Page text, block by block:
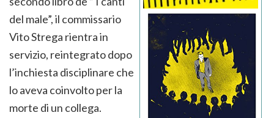
del male”, il commissario
Vito Strega rientra in
servizio, reintegrato dopo
l’inchiesta disciplinare che
lo aveva coinvolto per la
morte di un collega.